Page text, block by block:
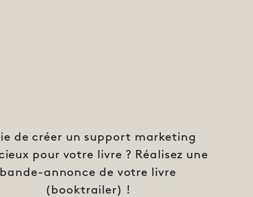
de créer un support marketing
pour votre livre ? Réalisez une
bande-annonce de votre livre
(booktrailer) !